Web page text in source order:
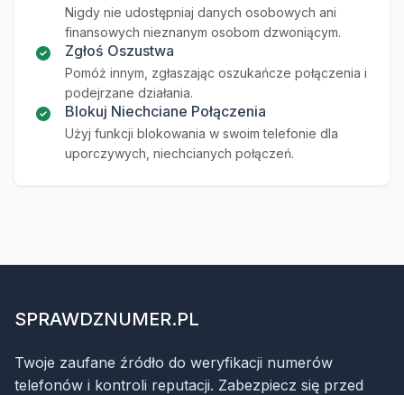
Nigdy nie udostępniaj danych osobowych ani
finansowych nieznanym osobom dzwoniącym.
Zgłoś Oszustwa
Pomóż innym, zgłaszając oszukańcze połączenia i
podejrzane działania.
Blokuj Niechciane Połączenia
Użyj funkcji blokowania w swoim telefonie dla
uporczywych, niechcianych połączeń.
SPRAWDZNUMER.PL
Twoje zaufane źródło do weryfikacji numerów
telefonów i kontroli reputacji. Zabezpiecz się przed